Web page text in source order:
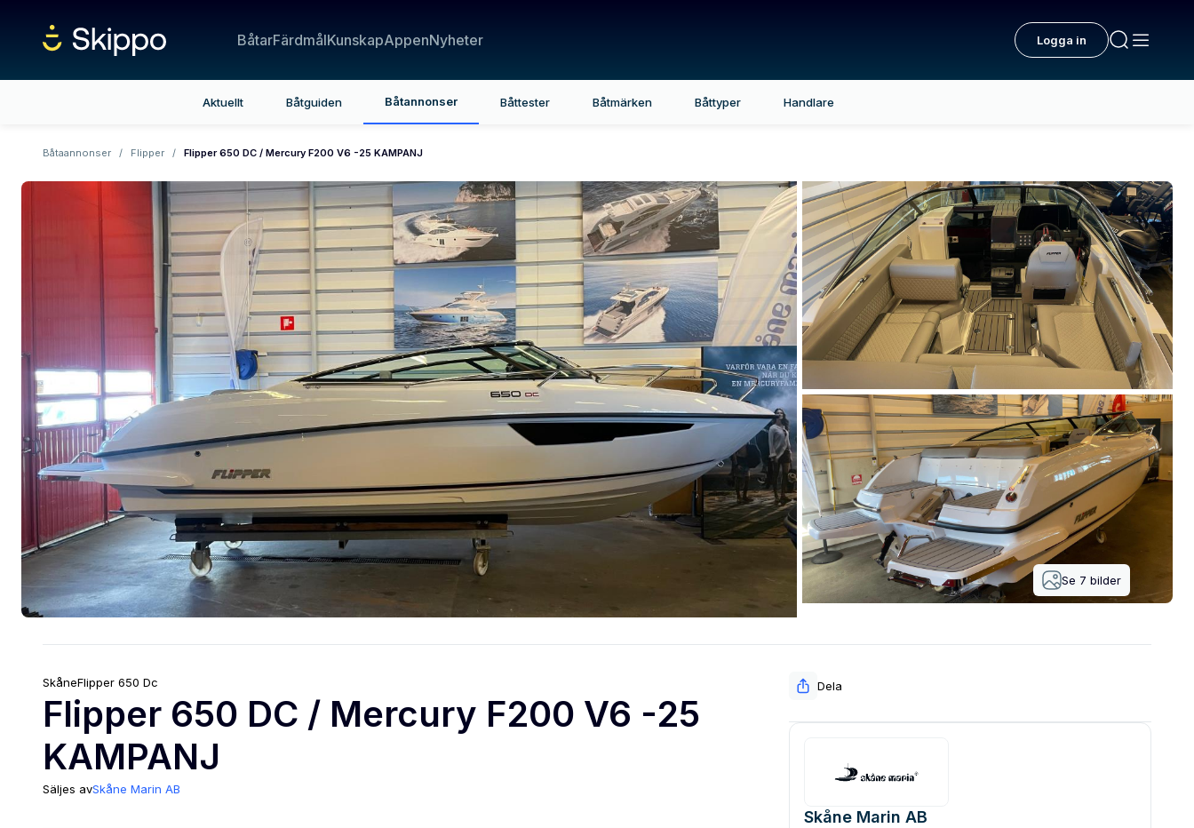
BåtarFärdmålKunskapAppenNyheter Logga in
Aktuellt Båtguiden Båtannonser Båttester Båtmärken Båttyper Handlare
Båtaannonser / Flipper / Flipper 650 DC / Mercury F200 V6 -25 KAMPANJ
Se 7 bilder
SkåneFlipper 650 Dc
Flipper 650 DC / Mercury F200 V6 -25
KAMPANJ
Säljes avSkåne Marin AB
Dela
Skåne Marin AB